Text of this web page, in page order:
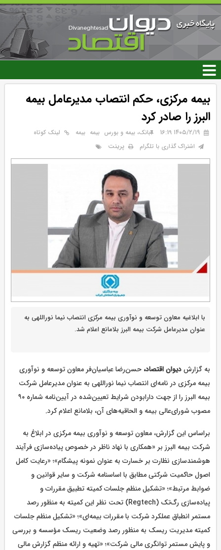
رفتن
محتوای
اصلی
بیمه مرکزی، حکم انتصاب مدیرعامل بیمه
البرز را صادر کرد
۱۴۰۵/۲/۱۹ 16:19 بانک، بیمه و بورس بيمه بیمه
لینک کوتاه
اشتراک گذاری با تلگرام
پرینت
با ابلاغیه معاون توسعه و نوآوری بیمه مرکزی انتصاب نیما نوراللهی به
عنوان مدیرعامل شرکت بیمه البرز بلامانع اعلام شد.
به گزارشدیوان اقتصاد، حسن‌رضا عباسیان‌فر معاون توسعه و نوآوری
بیمه مرکزی در نامه‌ای انتصاب نیما نوراللهی به عنوان مدیرعامل شرکت
بیمه البرز را از جهت دارابودن شرایط تعیین‌شده در آیین‌نامه شماره ۹۰
مصوب شورای‌عالی بیمه و الحاقیه‌های آن، بلامانع اعلام کرد.
براساس این گزارش، معاون توسعه و نوآوری بیمه مرکزی در ابلاغ به
شرکت بیمه البرز بر «همکاری با نهاد ناظر در خصوص پیاده‌سازی فرآیند
هوشمندسازی نظارت بر خسارت به عنوان نمونه پیشگام»؛ «رعایت کامل
اصول حاکمیت شرکتی مطابق با اساسنامه شرکت و سایر قوانین و
ضوابط مرتبط»؛ «تشکیل منظم جلسات کمیته تطبیق مقررات و
پیاده‌سازی رگ‌تک (Regtech) تحت نظر این کمیته به منظور رصد
مستمر انطباق عملکرد شرکت با مقررات بیمه‌ای»؛ «تشکیل منظم جلسات
کمیته مدیریت ریسک به منظور رصد وضعیت ریسک مؤسسه و بررسی
و پایش مستمر توانگری مالی شرکت»؛ «تهیه و ارائه منظم گزارش مالی